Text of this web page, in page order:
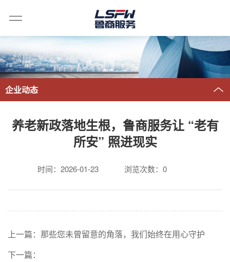
企业动态
养老新政落地生根，鲁商服务让 “老有
所安” 照进现实
时间：2026-01-23 浏览次数： 0
上一篇： 那些您未曾留意的角落，我们始终在用心守护
下一篇：